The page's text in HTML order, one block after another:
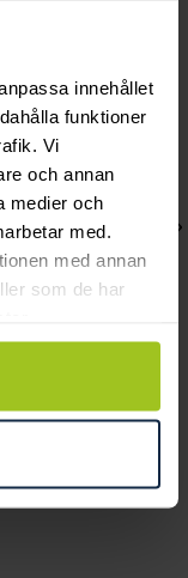
innehållet
funktioner
Vi
och annan
medier och
med.
med annan
som de har
18K
0,05 ct
kr